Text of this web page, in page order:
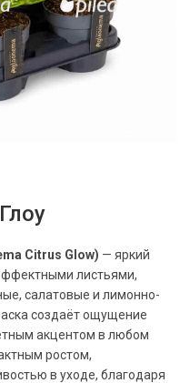
Citrus Glow) — яркий
листьями,
салатовые и лимонно-
создаёт ощущение
акцентом в любом
ростом,
в уходе, благодаря